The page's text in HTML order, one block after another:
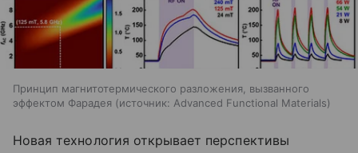
Принцип магнитотермического разложения, вызванного
эффектом Фарадея
источник: Advanced Functional Materials
Новая технология открывает перспективы